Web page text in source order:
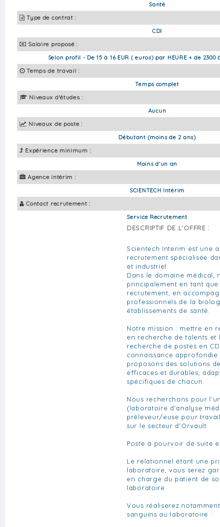
Santé
Type de contrat :
CDI
Salaire proposé :
Selon profil - De 15 à 16 EUR ( euros) par HEURE + de 2300
Temps de travail :
Temps complet
Niveaux d'études :
Aucun
Niveaux de poste :
Débutant (moins de 2 ans)
Expérience minimum :
Moins d'un an
Agence intérim :
SCIENTECH Intérim
Contact recrutement :
Service Recrutement
DESCRIPTIF DE L'OFFRE :
Scientech Interim est une
recrutement spécialisée
et industriel.
Dans le domaine médical,
principalement en tant
recrutement, en
professionnels de la
établissements de santé.
Notre mission : mettre en
en recherche de talents et
recherche de postes en
connaissance
proposons des solutions
efficaces et durables,
spécifiques de chacun.
Nous recherchons pour
(laboratoire d'analyse
préleveur/euse pour
sur le secteur d'Orvault
Poste à pourvoir de suite
Le relationnel étant une
laboratoire, vous serez
en charge du patient de
laboratoire.
Vous réaliserez
sanguins au laboratoire :